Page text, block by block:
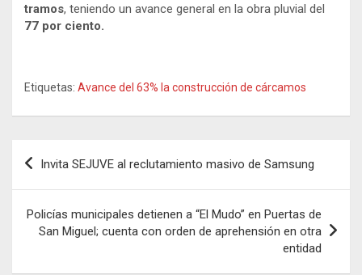
tramos, teniendo un avance general en la obra pluvial del
77 por ciento.
Etiquetas: Avance del 63% la construcción de cárcamos
Navegación
entradas
Invita SEJUVE al reclutamiento masivo de Samsung
Policías municipales detienen a “El Mudo” en Puertas de
San Miguel; cuenta con orden de aprehensión en otra
entidad